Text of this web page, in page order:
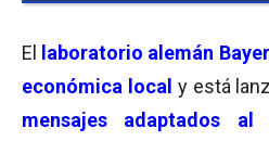
El laboratorio alemán Bayer
económica local y está
mensajes adaptados al